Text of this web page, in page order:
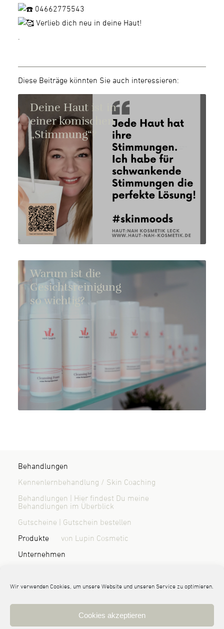
Wir verwenden Cookies, um unsere Website und unseren Service zu optimieren.
Cookies akzeptieren
04662775543
Verlieb dich neu in deine Haut!
Diese Beiträge könnten Sie auch interessieren:
Deine Haut ist in
einer komischen
„Stimmung“?
Warum ist die
Gesichtsreinigung
so wichtig?
Behandlungen
Kennenlernbehandlung / Skin Coaching
Behandlungen | Hier findest Du meine
Behandlungen im Überblick
Gutscheine | Gutschein bestellen
Produkte
von Lupin Cosmetic
Unternehmen
Blog & News
Kontakt / Anfahrt